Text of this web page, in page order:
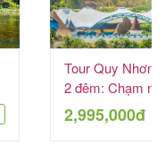
Tour Quy Nhơn
2 đêm: Chạm
VinWonders
2,995,000đ